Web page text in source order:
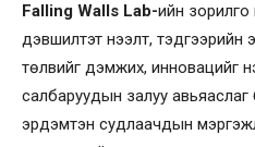
Falling Walls Lab-ийн
дэвшилтэт нээлт, тэдгээрийн
төлвийг дэмжих, инновацийг
салбаруудын залуу авьяаслаг
эрдэмтэн судлаачдын